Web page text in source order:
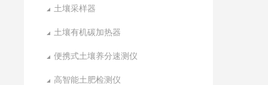
土壤采样器
土壤有机碳加热器
便携式土壤养分速测仪
高智能土肥检测仪